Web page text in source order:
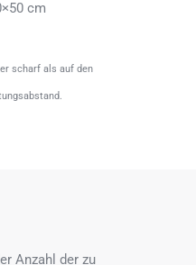
cm
scharf als auf den
Anzahl der zu